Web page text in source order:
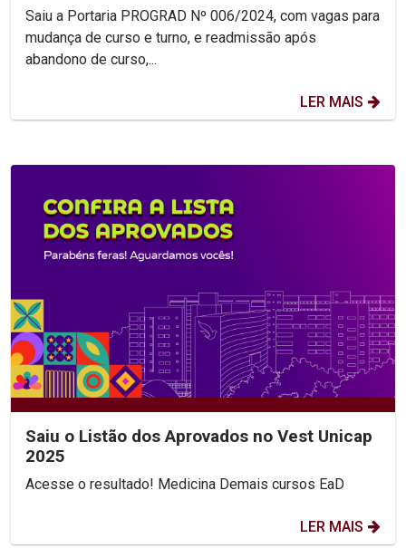
Saiu a Portaria PROGRAD Nº 006/2024, com vagas para
mudança de curso e turno, e readmissão após
abandono de curso,...
LER MAIS
Saiu o Listão dos Aprovados no Vest Unicap
2025
Acesse o resultado! Medicina Demais cursos EaD
LER MAIS